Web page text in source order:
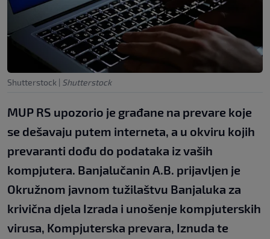
Shutterstock | Shutterstock
MUP RS upozorio je građane na prevare koje
se dešavaju putem interneta, a u okviru kojih
prevaranti dođu do podataka iz vaših
kompjutera. Banjalučanin A.B. prijavljen je
Okružnom javnom tužilaštvu Banjaluka za
krivična djela Izrada i unošenje kompjuterskih
virusa, Kompjuterska prevara, Iznuda te